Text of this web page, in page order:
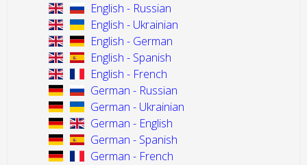
English - Russian
English - Ukrainian
English - German
English - Spanish
English - French
German - Russian
German - Ukrainian
German - English
German - Spanish
German - French